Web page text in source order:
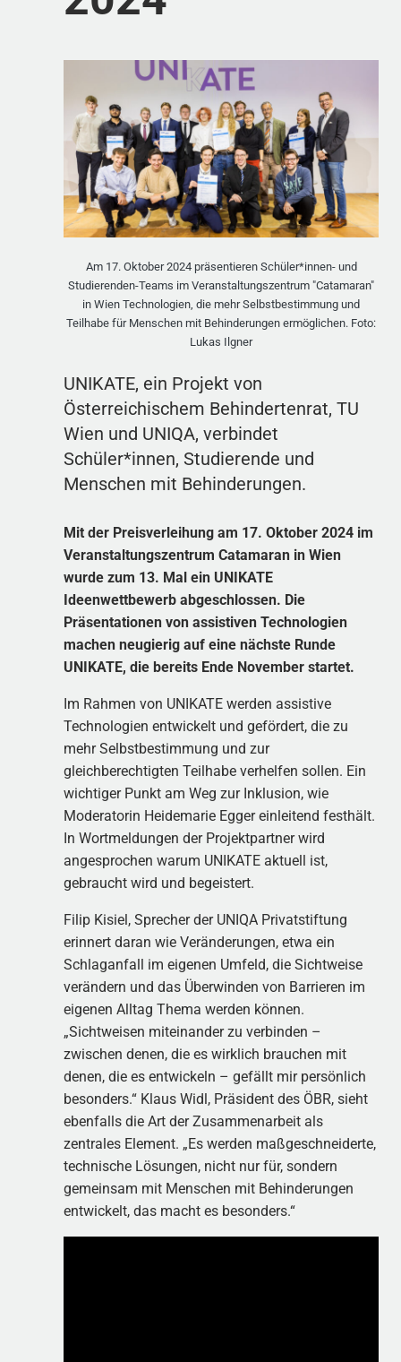
Am 17. Oktober 2024 präsentieren Schüler*innen- und
Studierenden-Teams im Veranstaltungszentrum "Catamaran"
in Wien Technologien, die mehr Selbstbestimmung und
Teilhabe für Menschen mit Behinderungen ermöglichen. Foto:
Lukas Ilgner
UNIKATE, ein Projekt von
Österreichischem Behindertenrat, TU
Wien und UNIQA, verbindet
Schüler*innen, Studierende und
Menschen mit Behinderungen.
Mit der Preisverleihung am 17. Oktober 2024 im
Veranstaltungszentrum Catamaran in Wien
wurde zum 13. Mal ein UNIKATE
Ideenwettbewerb abgeschlossen. Die
Präsentationen von assistiven Technologien
machen neugierig auf eine nächste Runde
UNIKATE, die bereits Ende November startet.
Im Rahmen von UNIKATE werden assistive
Technologien entwickelt und gefördert, die zu
mehr Selbstbestimmung und zur
gleichberechtigten Teilhabe verhelfen sollen. Ein
wichtiger Punkt am Weg zur Inklusion, wie
Moderatorin Heidemarie Egger einleitend festhält.
In Wortmeldungen der Projektpartner wird
angesprochen warum UNIKATE aktuell ist,
gebraucht wird und begeistert.
Filip Kisiel, Sprecher der UNIQA Privatstiftung
erinnert daran wie Veränderungen, etwa ein
Schlaganfall im eigenen Umfeld, die Sichtweise
verändern und das Überwinden von Barrieren im
eigenen Alltag Thema werden können.
„Sichtweisen miteinander zu verbinden –
zwischen denen, die es wirklich brauchen mit
denen, die es entwickeln – gefällt mir persönlich
besonders.“ Klaus Widl, Präsident des ÖBR, sieht
ebenfalls die Art der Zusammenarbeit als
zentrales Element. „Es werden maßgeschneiderte,
technische Lösungen, nicht nur für, sondern
gemeinsam mit Menschen mit Behinderungen
entwickelt, das macht es besonders.“